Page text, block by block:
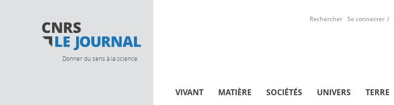
Donner du sens à la science
Rechercher Se connecter
VIVANT MATIÈRE SOCIÉTÉS UNIVERS TERRE